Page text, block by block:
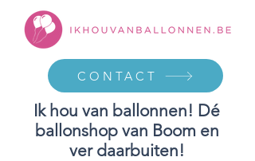
Ik hou van ballonnen! Dé
ballonshop van Boom en
ver daarbuiten!
CONTACT